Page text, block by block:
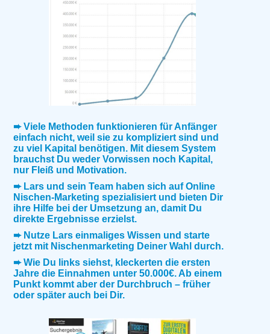
➨ Viele Methoden funktionieren für Anfänger
einfach nicht, weil sie zu kompliziert sind und
zu viel Kapital benötigen. Mit diesem System
brauchst Du weder Vorwissen noch Kapital,
nur Fleiß und Motivation.
➨ Lars und sein Team haben sich auf Online
Nischen-Marketing spezialisiert und bieten Dir
ihre Hilfe bei der Umsetzung an, damit Du
direkte Ergebnisse erzielst.
➨ Nutze Lars einmaliges Wissen und starte
jetzt mit Nischenmarketing Deiner Wahl durch.
➨ Wie Du links siehst, kleckerten die ersten
Jahre die Einnahmen unter 50.000€. Ab einem
Punkt kommt aber der Durchbruch – früher
oder später auch bei Dir.